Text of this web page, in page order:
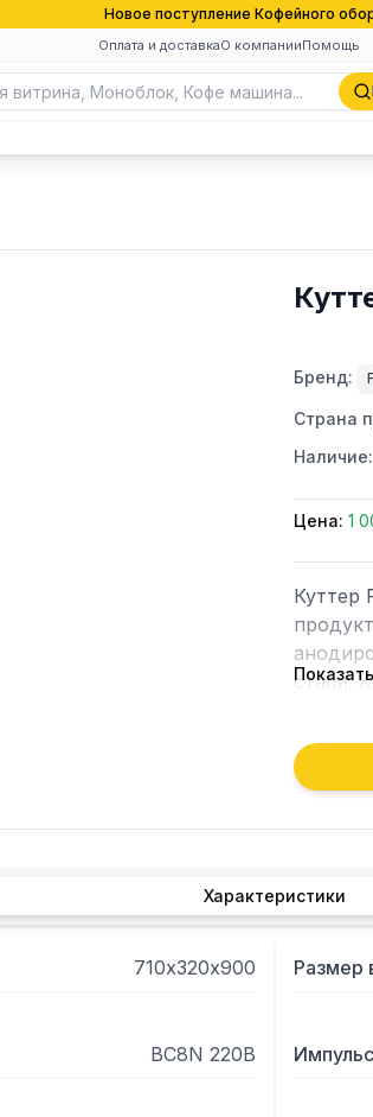
Новое поступление Кофейного
Оплата и доставкаО компанииПомощь
Бренд:
Страна
Наличие:
Цена: 1
Куттер
стали.
Характеристики
710х320х900 Размер
BC8N 220В